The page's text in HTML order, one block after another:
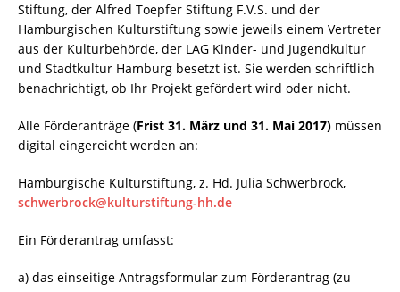
Stiftung, der Alfred Toepfer Stiftung F.V.S. und der
Hamburgischen Kulturstiftung sowie jeweils einem Vertreter
aus der Kulturbehörde, der LAG Kinder- und Jugendkultur
und Stadtkultur Hamburg besetzt ist. Sie werden schriftlich
benachrichtigt, ob Ihr Projekt gefördert wird oder nicht.
Alle Förderanträge (Frist 31. März und 31. Mai 2017) müssen
digital eingereicht werden an:
Hamburgische Kulturstiftung, z. Hd. Julia Schwerbrock,
schwerbrock@kulturstiftung-hh.de
Ein Förderantrag umfasst:
a) das einseitige Antragsformular zum Förderantrag (zu